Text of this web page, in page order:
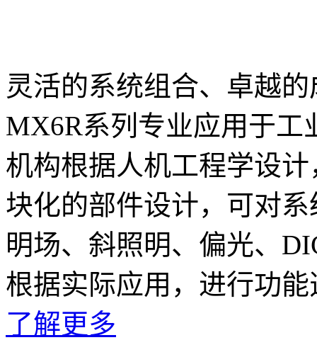
灵活的系统组合、卓越
MX6R系列专业应用于工
机构根据人机工程学设
块化的部件设计，可对
明场、斜照明、偏光、
根据实际应用，进行功能
了解更多